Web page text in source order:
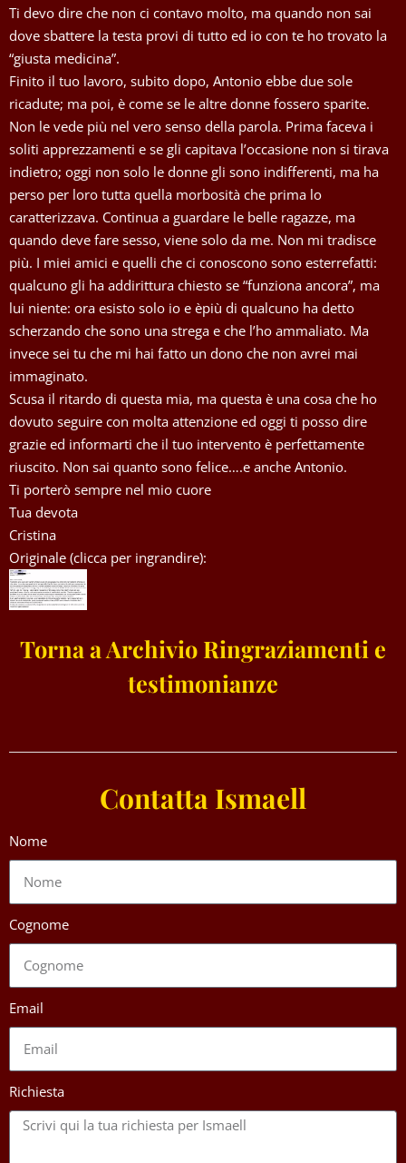
Ti devo dire che non ci contavo molto, ma quando non sai
dove sbattere la testa provi di tutto ed io con te ho trovato la
“giusta medicina”.
Finito il tuo lavoro, subito dopo, Antonio ebbe due sole
ricadute; ma poi, è come se le altre donne fossero sparite.
Non le vede più nel vero senso della parola. Prima faceva i
soliti apprezzamenti e se gli capitava l’occasione non si tirava
indietro; oggi non solo le donne gli sono indifferenti, ma ha
perso per loro tutta quella morbosità che prima lo
caratterizzava. Continua a guardare le belle ragazze, ma
quando deve fare sesso, viene solo da me. Non mi tradisce
più. I miei amici e quelli che ci conoscono sono esterrefatti:
qualcuno gli ha addirittura chiesto se “funziona ancora”, ma
lui niente: ora esisto solo io e èpiù di qualcuno ha detto
scherzando che sono una strega e che l’ho ammaliato. Ma
invece sei tu che mi hai fatto un dono che non avrei mai
immaginato.
Scusa il ritardo di questa mia, ma questa è una cosa che ho
dovuto seguire con molta attenzione ed oggi ti posso dire
grazie ed informarti che il tuo intervento è perfettamente
riuscito. Non sai quanto sono felice….e anche Antonio.
Ti porterò sempre nel mio cuore
Tua devota
Cristina
Originale (clicca per ingrandire):
Torna a Archivio Ringraziamenti e
testimonianze
Contatta Ismaell
Nome
Cognome
Email
Richiesta